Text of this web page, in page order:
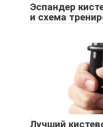
Эспандер
и схема
Лучший